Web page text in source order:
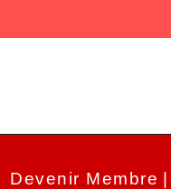
Devenir Membre